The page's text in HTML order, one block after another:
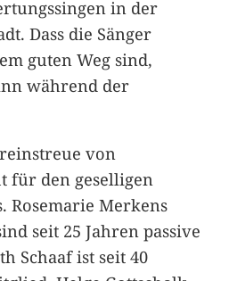
in der
Dass die Sänger
guten Weg sind,
während der
von
für den geselligen
Rosemarie Merkens
seit 25 Jahren passive
Schaaf ist seit 40